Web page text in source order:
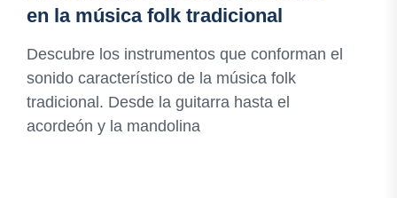
en la música folk tradicional
Descubre los instrumentos que conforman el
sonido característico de la música folk
tradicional. Desde la guitarra hasta el
acordeón y la mandolina